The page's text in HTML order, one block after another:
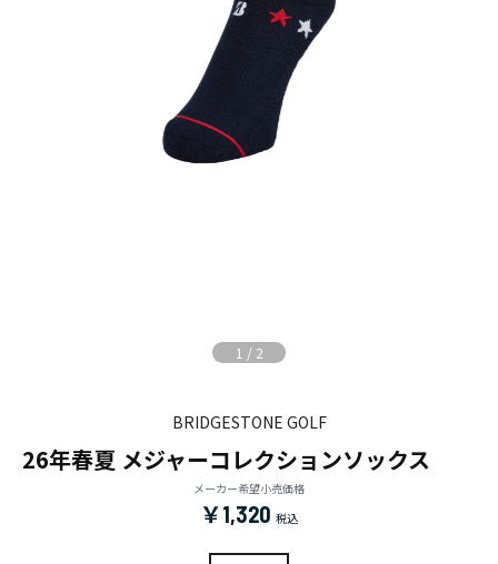
1 / 2
BRIDGESTONE GOLF
26年春夏 メジャーコレクションソックス
メーカー希望小売価格
￥1,320